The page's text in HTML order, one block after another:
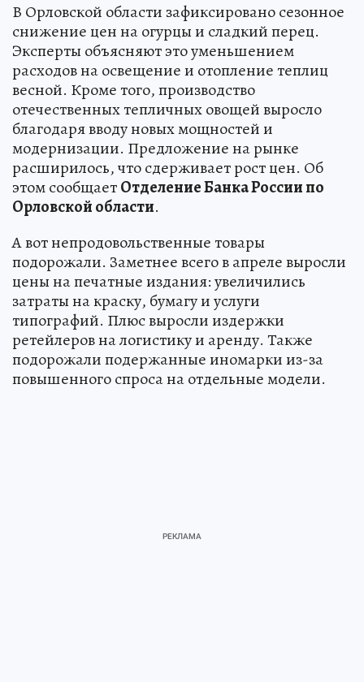
В Орловской области зафиксировано сезонное
снижение цен на огурцы и сладкий перец.
Эксперты объясняют это уменьшением
расходов на освещение и отопление теплиц
весной. Кроме того, производство
отечественных тепличных овощей выросло
благодаря вводу новых мощностей и
модернизации. Предложение на рынке
расширилось, что сдерживает рост цен. Об
этом сообщаетОтделение Банка России по
Орловской области.
А вот непродовольственные товары
подорожали. Заметнее всего в апреле выросли
цены на печатные издания: увеличились
затраты на краску, бумагу и услуги
типографий. Плюс выросли издержки
ретейлеров на логистику и аренду. Также
подорожали подержанные иномарки из-за
повышенного спроса на отдельные модели.